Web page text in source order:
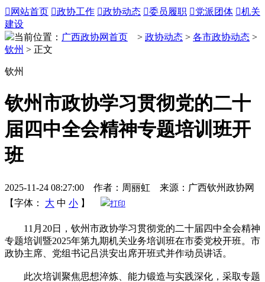
 网站首页 政协工作 政协动态 委员履职 党派团体 机关
建设
当前位置： 广西政协网首页 > 政协动态 > 各市政协动态 >
钦州 > 正文
钦州
钦州市政协学习贯彻党的二十
届四中全会精神专题培训班开
班
2025-11-24 08:27:00 作者：周丽虹 来源：广西钦州政协网
【字体：
大 中 小 】 打印
11月20日，钦州市政协学习贯彻党的二十届四中全会精神
专题培训暨2025年第九期机关业务培训班在市委党校开班。市
政协主席、党组书记吕洪安出席开班式并作动员讲话。
此次培训聚焦思想淬炼、能力锻造与实践深化，采取专题